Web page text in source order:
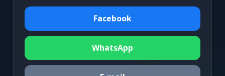
Facebook
WhatsApp